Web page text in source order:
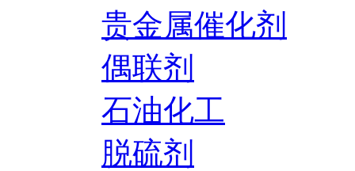
贵金属催化剂
偶联剂
石油化工
脱硫剂